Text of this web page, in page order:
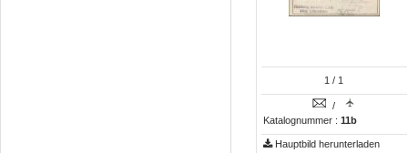
1 / 1
/
Katalognummer : 11b
Hauptbild herunterladen